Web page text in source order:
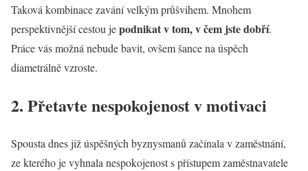
Taková kombinace zavání velkým průšvihem. Mnohem
perspektivnější cestou jepodnikat v tom, v čem jste dobří.
Práce vás možná nebude bavit, ovšem šance na úspěch
diametrálně vzroste.
2. Přetavte nespokojenost v motivaci
Spousta dnes již úspěšných byznysmanů začínala v zaměstnání,
ze kterého je vyhnala nespokojenost s přístupem zaměstnavatele